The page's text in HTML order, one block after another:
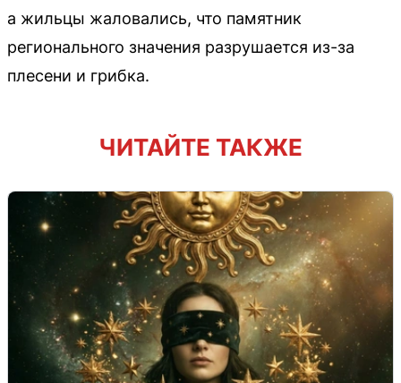
а жильцы жаловались, что памятник
регионального значения разрушается из-за
плесени и грибка.
ЧИТАЙТЕ ТАКЖЕ